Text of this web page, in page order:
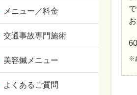
※
メニュー／料金
交通事故専門施術
美容鍼メニュー
よくあるご質問